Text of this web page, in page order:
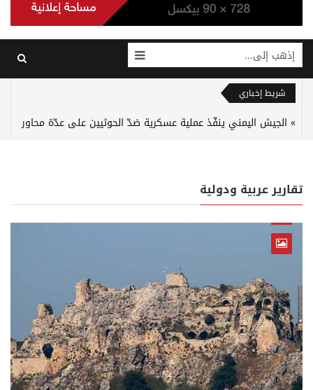
إذهب إلى...
شريط إخباري
الجيش اليمني ينفّذ عملية عسكرية ضدّ الحوثيين على عدّة محاور
تقارير عربية ودولية